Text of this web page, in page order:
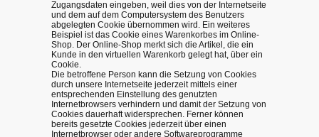
Zugangsdaten eingeben, weil dies von der Internetseite
und dem auf dem Computersystem des Benutzers
abgelegten Cookie übernommen wird. Ein weiteres
Beispiel ist das Cookie eines Warenkorbes im Online-
Shop. Der Online-Shop merkt sich die Artikel, die ein
Kunde in den virtuellen Warenkorb gelegt hat, über ein
Cookie.
Die betroffene Person kann die Setzung von Cookies
durch unsere Internetseite jederzeit mittels einer
entsprechenden Einstellung des genutzten
Internetbrowsers verhindern und damit der Setzung von
Cookies dauerhaft widersprechen. Ferner können
bereits gesetzte Cookies jederzeit über einen
Internetbrowser oder andere Softwareprogramme